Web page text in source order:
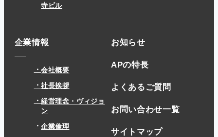
寺ビル
企業情報
会社概要
社長挨拶
経営理念・ヴィジョ
ン
企業倫理
お知らせ
APの特長
よくあるご質問
お問い合わせ一覧
サイトマップ